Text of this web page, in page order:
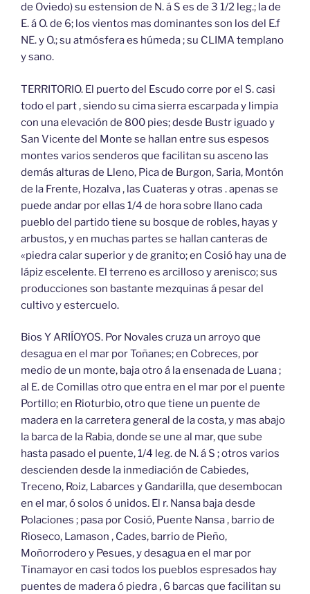
de Oviedo) su estension de N. á S es de 3 1/2 leg.; la de
E. á O. de 6; los vientos mas dominantes son los del E.f
NE. y O.; su atmósfera es húmeda ; su CLIMA templano
y sano.
TERRITORIO. El puerto del Escudo corre por el S. casi
todo el part , siendo su cima sierra escarpada y limpia
con una elevación de 800 pies; desde Bustr iguado y
San Vicente del Monte se hallan entre sus espesos
montes varios senderos que facilitan su asceno las
demás alturas de Lleno, Pica de Burgon, Saria, Montón
de la Frente, Hozalva , las Cuateras y otras . apenas se
puede andar por ellas 1/4 de hora sobre llano cada
pueblo del partido tiene su bosque de robles, hayas y
arbustos, y en muchas partes se hallan canteras de
«piedra calar superior y de granito; en Cosió hay una de
lápiz escelente. El terreno es arcilloso y arenisco; sus
producciones son bastante mezquinas á pesar del
cultivo y estercuelo.
Bios Y ARIÍOYOS. Por Novales cruza un arroyo que
desagua en el mar por Toñanes; en Cobreces, por
medio de un monte, baja otro á la ensenada de Luana ;
al E. de Comillas otro que entra en el mar por el puente
Portillo; en Rioturbio, otro que tiene un puente de
madera en la carretera general de la costa, y mas abajo
la barca de la Rabia, donde se une al mar, que sube
hasta pasado el puente, 1/4 leg. de N. á S ; otros varios
descienden desde la inmediación de Cabiedes,
Treceno, Roiz, Labarces y Gandarilla, que desembocan
en el mar, ó solos ó unidos. El r. Nansa baja desde
Polaciones ; pasa por Cosió, Puente Nansa , barrio de
Rioseco, Lamason , Cades, barrio de Pieño,
Moñorrodero y Pesues, y desagua en el mar por
Tinamayor en casi todos los pueblos espresados hay
puentes de madera ó piedra , 6 barcas que facilitan su